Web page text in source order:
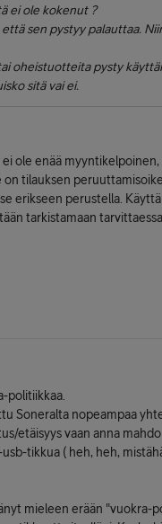
ei ole kokenut ?
sen pystyy palauttaa.
oheistuotteita pysty
sitä vai ei.
ole enää
on tilauksen
erikseen perustella.
tarkistamaan
politiikkaa.
Soneralta nopeampaa
etäisyys vaan anna
tikkua ( heh, heh,
mieleen erään "vuokra-